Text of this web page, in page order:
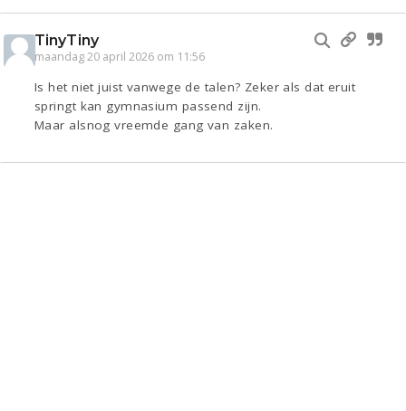
TinyTiny
maandag 20 april 2026 om 11:56
Is het niet juist vanwege de talen? Zeker als dat eruit
springt kan gymnasium passend zijn.
Maar alsnog vreemde gang van zaken.